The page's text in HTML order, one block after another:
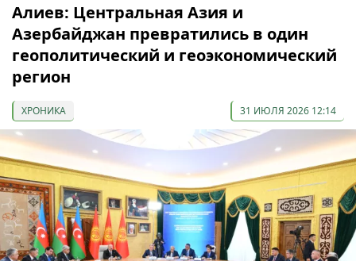
Алиев: Центральная Азия и
Азербайджан превратились в один
геополитический и геоэкономический
регион
ХРОНИКА 31 ИЮЛЯ 2026 12:14